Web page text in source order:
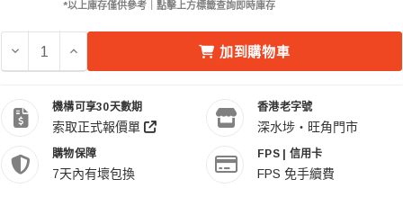
*以上庫存僅供參考｜點擊上方標籤查詢即時庫存
減少 LEOFOTO IPC-300 CLAMP FOR 9.1 TO 14"
增加 LEOFOTO IPC-300 CLAMP FOR 9.1 TO
加到購物車
機構可享30天數期
索取正式報價單
香港老字號
深水埗・旺角門市
購物保障
7天內有壞包換
FPS | 信用卡
FPS 免手續費